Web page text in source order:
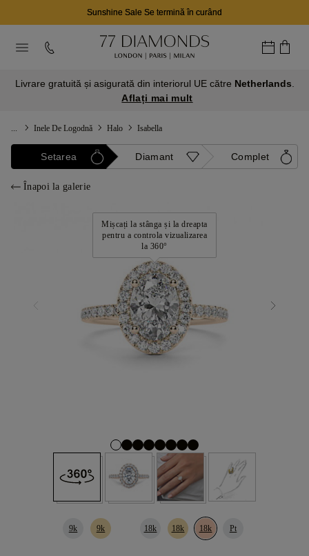
Sunshine Sale Se termină în curând
Livrare gratuită și asigurată din interiorul UE către Netherlands
Aflați mai mult
Inele De Logodnă Halo Isabella
Setarea Diamant Complet
Înapoi la galerie
Mișcați la stânga și la dreapta
pentru a controla vizualizarea
la 360°
9k 9k 18k 18k 18k Pt